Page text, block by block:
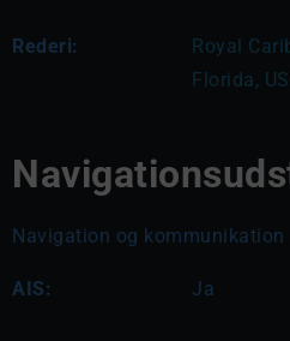
Rederi:
Royal
Florida,
Navigation og kommunikation
AIS: Ja